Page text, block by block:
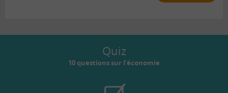
Quiz
10 questions sur l’économie